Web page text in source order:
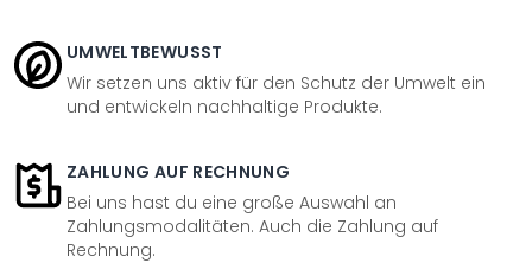
UMWELTBEWUSST
Wir setzen uns aktiv für den Schutz der Umwelt ein
und entwickeln nachhaltige Produkte.
ZAHLUNG AUF RECHNUNG
Bei uns hast du eine große Auswahl an
Zahlungsmodalitäten. Auch die Zahlung auf
Rechnung.